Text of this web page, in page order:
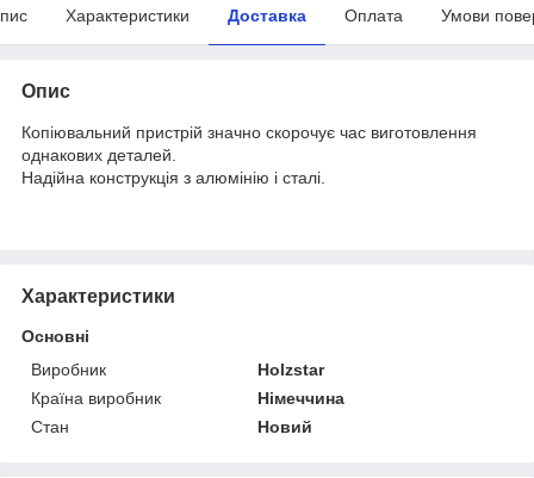
Характеристики Доставка Оплата Умови
Опис
Копіювальний пристрій значно скорочує час виготовлення
однакових деталей.
Надійна конструкція з алюмінію і сталі.
Характеристики
Основні
Виробник
Holzstar
Країна виробник
Німеччина
Стан
Новий